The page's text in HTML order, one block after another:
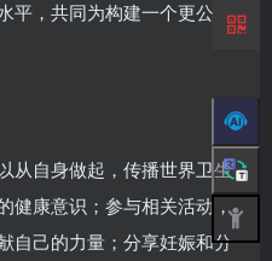
平，共同为构建一个更公
从自身做起，传播世界卫生
健康意识；参与相关活动，
自己的力量；分享妊娠和分